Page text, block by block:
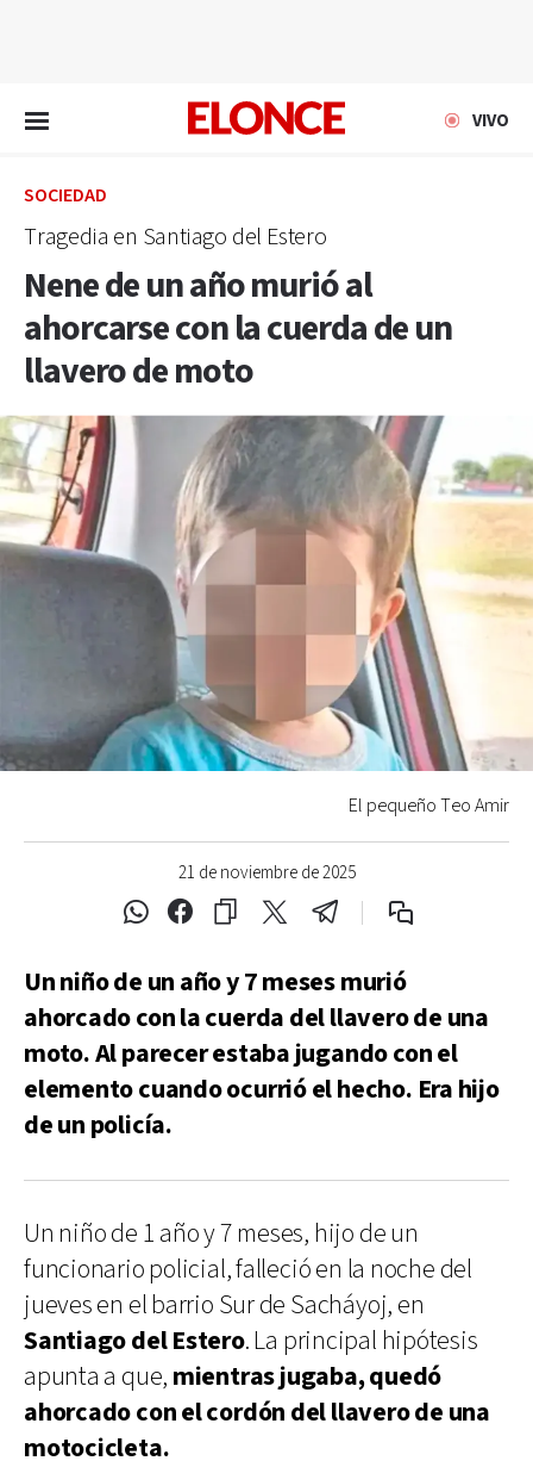
VIVO
SOCIEDAD
Tragedia en Santiago del Estero
Nene de un año murió al
ahorcarse con la cuerda de un
llavero de moto
21 de noviembre de 2025
El pequeño Teo Amir
Un niño de un año y 7 meses murió
ahorcado con la cuerda del llavero de una
moto. Al parecer estaba jugando con el
elemento cuando ocurrió el hecho. Era hijo
de un policía.
Un niño de 1 año y 7 meses, hijo de un
funcionario policial, falleció en la noche del
jueves en el barrio Sur de Sacháyoj, en
Santiago del Estero. La principal hipótesis
apunta a que, mientras jugaba, quedó
ahorcado con el cordón del llavero de una
motocicleta.